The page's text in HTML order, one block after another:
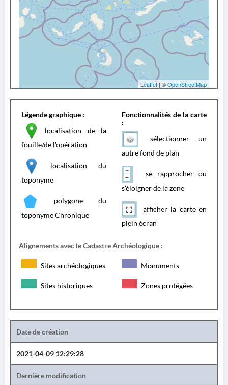
Leaflet | ©OpenStreetMap
Légende graphique :
localisation de la
fouille/de l'opération
localisation du
toponyme
polygone du
toponyme Chronique
Fonctionnalités de la carte
:
sélectionner un
autre fond de plan
se rapprocher ou
s'éloigner de la zone
afficher la carte en
plein écran
Alignements avec le Cadastre Archéologique :
Sites archéologiques Monuments
Sites historiques Zones protégées
Date de création
2021-04-09 12:29:28
Dernière modification